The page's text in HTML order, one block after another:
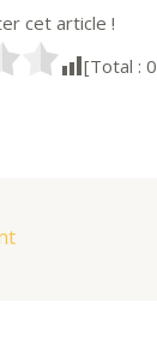
cet article !
[Total :0